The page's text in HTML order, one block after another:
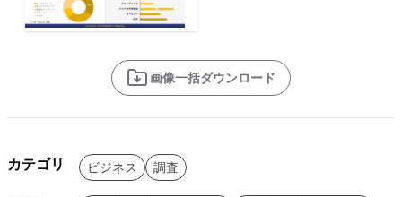
画像一括ダウンロード
カテゴリ ビジネス 調査